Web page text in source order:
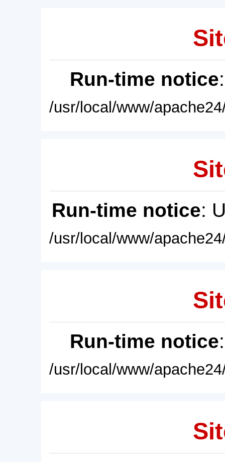
Run-time notice
/usr/local/www/
Run-time notice:
/usr/local/www/
Run-time notice
/usr/local/www/